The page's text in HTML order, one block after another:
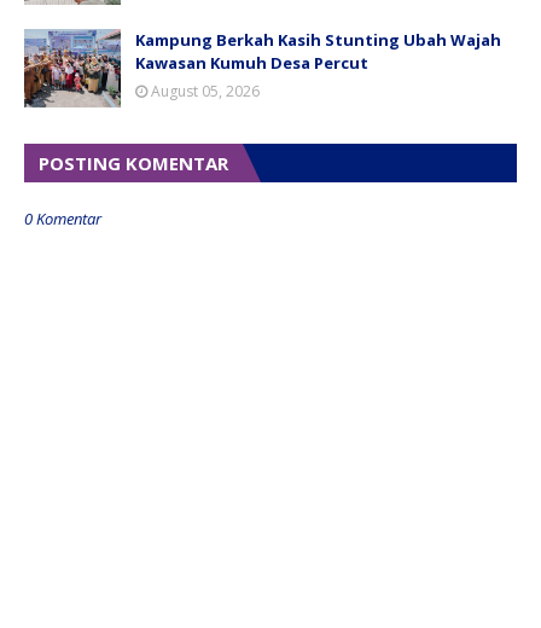
Kampung Berkah Kasih Stunting Ubah Wajah
Kawasan Kumuh Desa Percut
August 05, 2026
POSTING KOMENTAR
0 Komentar